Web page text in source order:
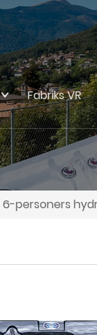
Fabriks VR
personers